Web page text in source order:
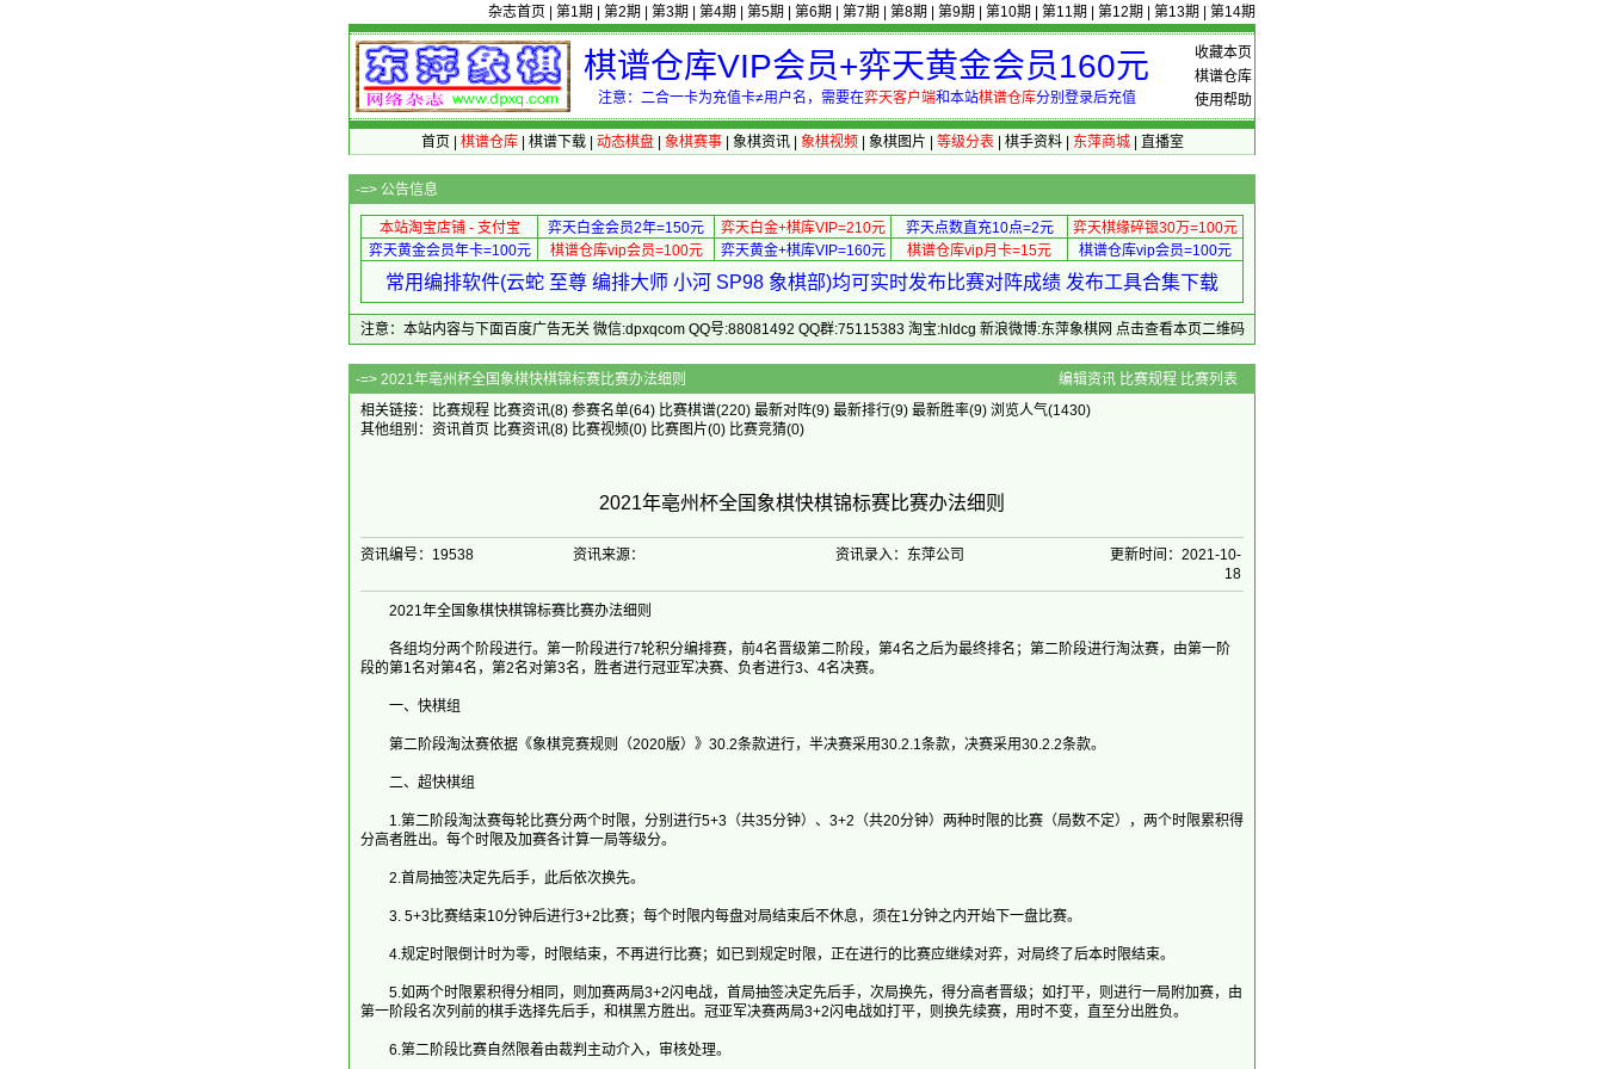
杂志首页 第1期 第2期 第3期 第4期 第5期 第6期 第7期 第8期 第9期 第10期 第11期 第12期 第13期 第14期
收藏本页
棋谱仓库
使用帮助
棋谱仓库VIP会员+弈天黄金会员160元
注意：二合一卡为充值卡≠用户名，需要在弈天客户端和本站棋谱仓库分别登录后充值
首页 棋谱仓库| 棋谱下载| 动态棋盘| 象棋赛事| 象棋资讯| 象棋视频 象棋图片 等级分表| 棋手资料| 东萍商城| 直播室
-=> 公告信息
本站淘宝店铺 - 支付宝 弈天白金会员2年=150元 弈天白金+棋库VIP=210元 弈天点数直充10点=2元
弈天棋缘碎银30万=100元
弈天黄金会员年卡=100元
棋谱仓库vip会员=100元 弈天黄金+棋库VIP=160元 棋谱仓库vip月卡=15元 棋谱仓库vip会员=100元
常用编排软件(云蛇 至尊 编排大师 小河 SP98 象棋部)均可实时发布比赛对阵成绩 发布工具合集下载
注意：本站内容与下面百度广告无关 微信:dpxqcom QQ号:88081492 QQ群:75115383 淘宝:hldcg 新浪微博:东萍象棋网 点击查看本页二维码
-=> 2021年亳州杯全国象棋快棋锦标赛比赛办法细则 编辑资讯 比赛规程 比赛列表
相关链接：
比赛规程 比赛资讯(8) 参赛名单(64) 比赛棋谱(220) 最新对阵(9) 最新排行(9) 最新胜率(9) 浏览人气(1430)
其他组别： 资讯首页 比赛资讯(8) 比赛视频(0) 比赛图片(0) 比赛竞猜(0)
2021年亳州杯全国象棋快棋锦标赛比赛办法细则
资讯编号：19538 资讯来源： 资讯录入：东萍公司
更新时间：2021-10-
18
2021年全国象棋快棋锦标赛比赛办法细则
各组均分两个阶段进行。第一阶段进行7轮积分编排赛，前4名晋级第二阶段，第4名之后为最终排名；第二阶段进行淘汰赛，由第一阶
段的第1名对第4名，第2名对第3名，胜者进行冠亚军决赛、负者进行3、4名决赛。
一、快棋组
第二阶段淘汰赛依据《象棋竞赛规则（2020版）》30.2条款进行，半决赛采用30.2.1条款，决赛采用30.2.2条款。
二、超快棋组
1.第二阶段淘汰赛每轮比赛分两个时限，分别进行5+3（共35分钟）、3+2（共20分钟）两种时限的比赛（局数不定），两个时限累积得
分高者胜出。每个时限及加赛各计算一局等级分。
2.首局抽签决定先后手，此后依次换先。
3. 5+3比赛结束10分钟后进行3+2比赛；每个时限内每盘对局结束后不休息，须在1分钟之内开始下一盘比赛。
4.规定时限倒计时为零，时限结束，不再进行比赛；如已到规定时限，正在进行的比赛应继续对弈，对局终了后本时限结束。
5.如两个时限累积得分相同，则加赛两局3+2闪电战，首局抽签决定先后手，次局换先，得分高者晋级；如打平，则进行一局附加赛，由
第一阶段名次列前的棋手选择先后手，和棋黑方胜出。冠亚军决赛两局3+2闪电战如打平，则换先续赛，用时不变，直至分出胜负。
6.第二阶段比赛自然限着由裁判主动介入，审核处理。